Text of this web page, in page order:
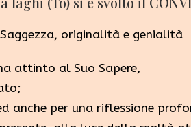
originalità e genialità
attinto al Suo Sapere,
anche per una riflessione